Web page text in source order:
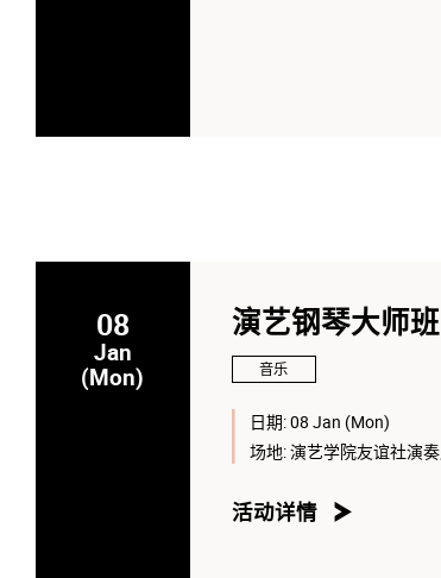
08
Jan
(Mon)
演艺钢琴大师
音乐
日期:08 Jan (Mon)
场地:演艺学院友谊社演
活动详情